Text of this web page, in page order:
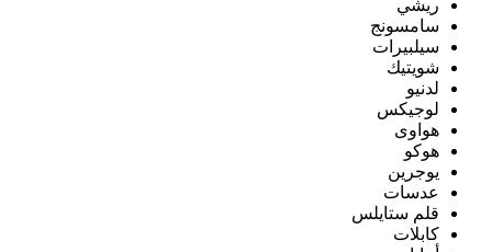
ريشي
سامسونج
سيلبيرات
شويتيك
لدنيو
لوجيكس
هواوى
هوكو
يوجرين
عدسات
قلم ستايلس
كابلات